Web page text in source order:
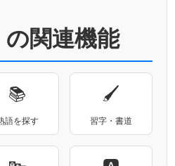
の関連機能
📚
語を探す
🖌
習字・書道